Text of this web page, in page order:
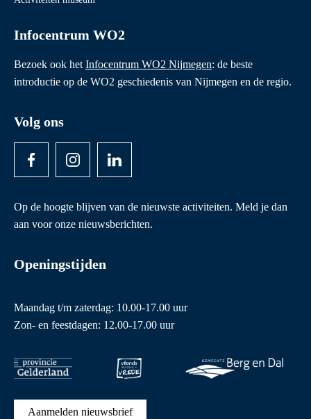
Infocentrum WO2
Bezoek ook het Infocentrum WO2 Nijmegen: de beste
introductie op de WO2 geschiedenis van Nijmegen en de regio.
Volg ons
Op de hoogte blijven van de nieuwste activiteiten. Meld je dan
aan voor onze nieuwsberichten.
Openingstijden
Maandag t/m zaterdag: 10.00-17.00 uur
Zon- en feestdagen: 12.00-17.00 uur
Aanmelden nieuwsbrief